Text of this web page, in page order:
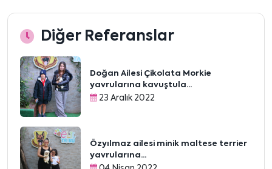
Diğer Referanslar
Doğan Ailesi Çikolata Morkie
yavrularına kavuştula...
23 Aralık 2022
Özyılmaz ailesi minik maltese terrier
yavrularına...